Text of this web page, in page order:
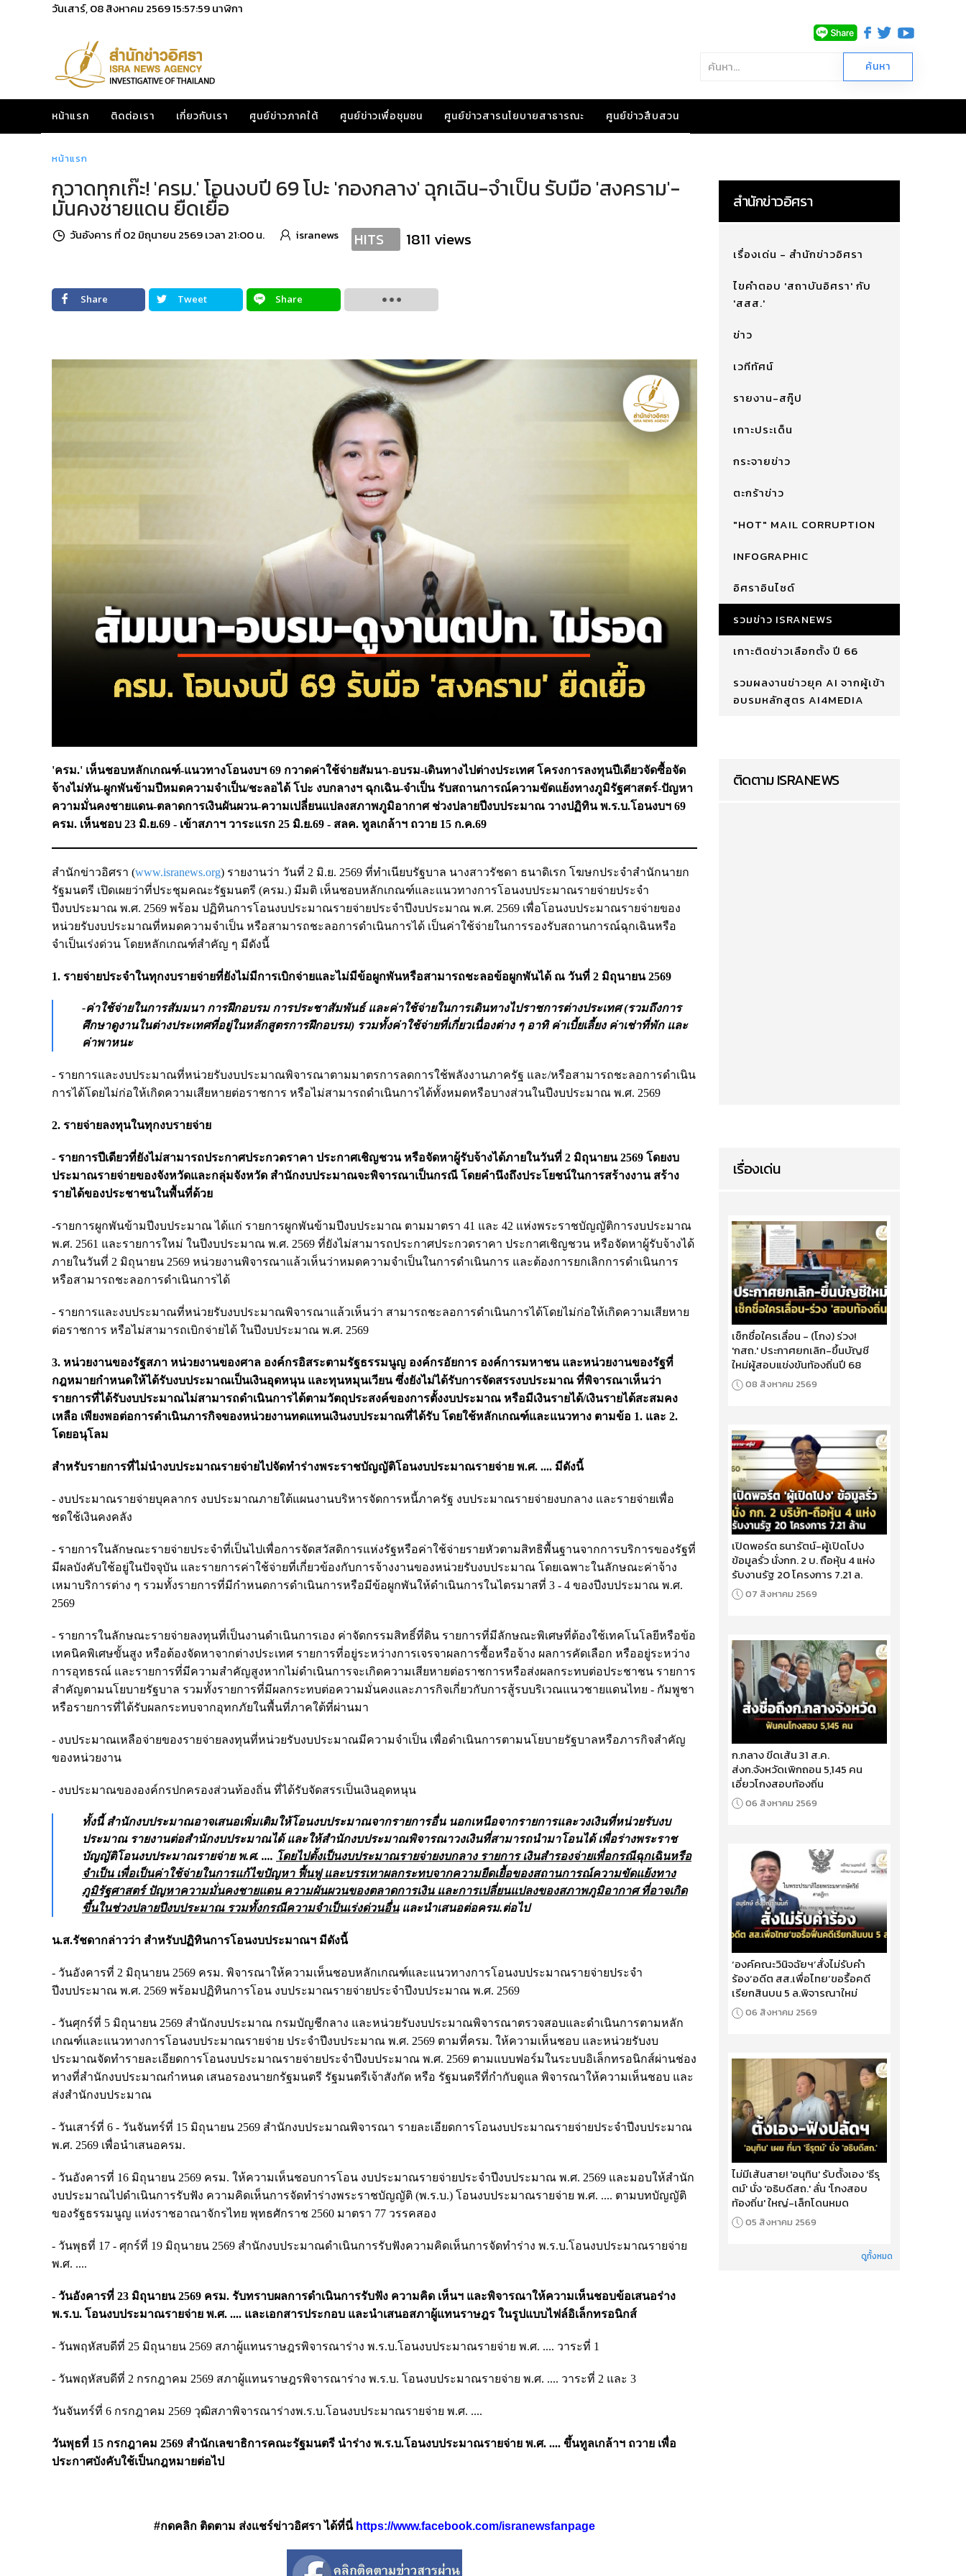
วันเสาร์, 08 สิงหาคม 256915:58:00นาฬิกา
หน้าแรก ติดต่อเรา เกี่ยวกับเรา ศูนย์ข่าวภาคใต้ ศูนย์ข่าวเพื่อชุมชน ศูนย์ข่าวสารนโยบายสาธารณะ ศูนย์ข่าวสืบสวน
หน้าแรก
กวาดทุกเก๊ะ! 'ครม.' โอนงบปี 69 โปะ 'กองกลาง' ฉุกเฉิน-จำเป็น รับมือ 'สงคราม'-
มั่นคงชายแดน ยืดเยื้อ
วันอังคาร ที่ 02 มิถุนายน 2569 เวลา 21:00 น. isranews HITS 1811 views
Share Tweet Share
'ครม.' เห็นชอบหลักเกณฑ์-แนวทางโอนงบฯ 69 กวาดค่าใช้จ่ายสัมนา-อบรม-เดินทางไปต่างประเทศ โครงการลงทุนปีเดียวจัดซื้อจัด
จ้างไม่ทัน-ผูกพันข้ามปีหมดความจำเป็น/ชะลอได้ โปะ งบกลางฯ ฉุกเฉิน-จำเป็น รับสถานการณ์ความขัดแย้งทางภูมิรัฐศาสตร์-ปัญหา
ความมั่นคงชายแดน-ตลาดการเงินผันผวน-ความเปลี่ยนแปลงสภาพภูมิอากาศ ช่วงปลายปีงบประมาณ วางปฏิทิน พ.ร.บ.โอนงบฯ 69
ครม. เห็นชอบ 23 มิ.ย.69 - เข้าสภาฯ วาระแรก 25 มิ.ย.69 - สลค. ทูลเกล้าฯ ถวาย 15 ก.ค.69
สำนักข่าวอิศรา (www.isranews.org) รายงานว่า วันที่ 2 มิ.ย. 2569 ที่ทำเนียบรัฐบาล นางสาวรัชดา ธนาดิเรก โฆษกประจำสำนักนายก
รัฐมนตรี เปิดเผยว่าที่ประชุมคณะรัฐมนตรี (ครม.) มีมติ เห็นชอบหลักเกณฑ์และแนวทางการโอนงบประมาณรายจ่ายประจำ
ปีงบประมาณ พ.ศ. 2569 พร้อม ปฏิทินการโอนงบประมาณรายจ่ายประจำปีงบประมาณ พ.ศ. 2569 เพื่อโอนงบประมาณรายจ่ายของ
หน่วยรับงบประมาณที่หมดความจำเป็น หรือสามารถชะลอการดำเนินการได้ เป็นค่าใช้จ่ายในการรองรับสถานการณ์ฉุกเฉินหรือ
จำเป็นเร่งด่วน โดยหลักเกณฑ์สำคัญ ๆ มีดังนี้
1. รายจ่ายประจำในทุกงบรายจ่ายที่ยังไม่มีการเบิกจ่ายและไม่มีข้อผูกพันหรือสามารถชะลอข้อผูกพันได้ ณ วันที่ 2 มิถุนายน 2569
-ค่าใช้จ่ายในการสัมมนา การฝึกอบรม การประชาสัมพันธ์ และค่าใช้จ่ายในการเดินทางไปราชการต่างประเทศ (รวมถึงการ
ศึกษาดูงานในต่างประเทศที่อยู่ในหลักสูตรการฝึกอบรม) รวมทั้งค่าใช้จ่ายที่เกี่ยวเนื่องต่าง ๆ อาทิ ค่าเบี้ยเลี้ยง ค่าเช่าที่พัก และ
ค่าพาหนะ
- รายการและงบประมาณที่หน่วยรับงบประมาณพิจารณาตามมาตรการลดการใช้พลังงานภาครัฐ และ/หรือสามารถชะลอการดำเนิน
การได้โดยไม่ก่อให้เกิดความเสียหายต่อราชการ หรือไม่สามารถดำเนินการได้ทั้งหมดหรือบางส่วนในปีงบประมาณ พ.ศ. 2569
2. รายจ่ายลงทุนในทุกงบรายจ่าย
- รายการปีเดียวที่ยังไม่สามารถประกาศประกวดราคา ประกาศเชิญชวน หรือจัดหาผู้รับจ้างได้ภายในวันที่ 2 มิถุนายน 2569 โดยงบ
ประมาณรายจ่ายของจังหวัดและกลุ่มจังหวัด สำนักงบประมาณจะพิจารณาเป็นกรณี โดยคำนึงถึงประโยชน์ในการสร้างงาน สร้าง
รายได้ของประชาชนในพื้นที่ด้วย
-รายการผูกพันข้ามปีงบประมาณ ได้แก่ รายการผูกพันข้ามปีงบประมาณ ตามมาตรา 41 และ 42 แห่งพระราชบัญญัติการงบประมาณ
พ.ศ. 2561 และรายการใหม่ ในปีงบประมาณ พ.ศ. 2569 ที่ยังไม่สามารถประกาศประกวดราคา ประกาศเชิญชวน หรือจัดหาผู้รับจ้างได้
ภายในวันที่ 2 มิถุนายน 2569 หน่วยงานพิจารณาแล้วเห็นว่าหมดความจำเป็นในการดำเนินการ และต้องการยกเลิกการดำเนินการ
หรือสามารถชะลอการดำเนินการได้
- รายการและงบประมาณที่หน่วยรับงบประมาณพิจารณาแล้วเห็นว่า สามารถชะลอการดำเนินการได้โดยไม่ก่อให้เกิดความเสียหาย
ต่อราชการ หรือไม่สามารถเบิกจ่ายได้ ในปีงบประมาณ พ.ศ. 2569
3. หน่วยงานของรัฐสภา หน่วยงานของศาล องค์กรอิสระตามรัฐธรรมนูญ องค์กรอัยการ องค์การมหาชน และหน่วยงานของรัฐที่
กฎหมายกำหนดให้ได้รับงบประมาณเป็นเงินอุดหนุน และทุนหมุนเวียน ซึ่งยังไม่ได้รับการจัดสรรงบประมาณ ที่พิจารณาเห็นว่า
รายการที่ได้รับงบประมาณไม่สามารถดำเนินการได้ตามวัตถุประสงค์ของการตั้งงบประมาณ หรือมีเงินรายได้/เงินรายได้สะสมคง
เหลือ เพียงพอต่อการดำเนินภารกิจของหน่วยงานทดแทนเงินงบประมาณที่ได้รับ โดยใช้หลักเกณฑ์และแนวทาง ตามข้อ 1. และ 2.
โดยอนุโลม
สำหรับรายการที่ไม่นำงบประมาณรายจ่ายไปจัดทำร่างพระราชบัญญัติโอนงบประมาณรายจ่าย พ.ศ. .... มีดังนี้
- งบประมาณรายจ่ายบุคลากร งบประมาณภายใต้แผนงานบริหารจัดการหนี้ภาครัฐ งบประมาณรายจ่ายงบกลาง และรายจ่ายเพื่อ
ชดใช้เงินคงคลัง
- รายการในลักษณะรายจ่ายประจำที่เป็นไปเพื่อการจัดสวัสดิการแห่งรัฐหรือค่าใช้จ่ายรายหัวตามสิทธิพื้นฐานจากการบริการของรัฐที่
มีผลบังคับใช้อยู่ในปัจจุบัน และรายการค่าใช้จ่ายที่เกี่ยวข้องกับการจ้างงานของหน่วยรับงบประมาณ โดยเฉพาะในลักษณะค่าจ้าง
เหมาบริการต่าง ๆ รวมทั้งรายการที่มีกำหนดการดำเนินการหรือมีข้อผูกพันให้ดำเนินการในไตรมาสที่ 3 - 4 ของปีงบประมาณ พ.ศ.
2569
- รายการในลักษณะรายจ่ายลงทุนที่เป็นงานดำเนินการเอง ค่าจัดกรรมสิทธิ์ที่ดิน รายการที่มีลักษณะพิเศษที่ต้องใช้เทคโนโลยีหรือข้อ
เทคนิคพิเศษขั้นสูง หรือต้องจัดหาจากต่างประเทศ รายการที่อยู่ระหว่างการเจรจาผลการซื้อหรือจ้าง ผลการคัดเลือก หรืออยู่ระหว่าง
การอุทธรณ์ และรายการที่มีความสำคัญสูงหากไม่ดำเนินการจะเกิดความเสียหายต่อราชการหรือส่งผลกระทบต่อประชาชน รายการ
สำคัญตามนโยบายรัฐบาล รวมทั้งรายการที่มีผลกระทบต่อความมั่นคงและภารกิจเกี่ยวกับการสู้รบบริเวณแนวชายแดนไทย - กัมพูชา
หรือรายการที่ได้รับผลกระทบจากอุทกภัยในพื้นที่ภาคใต้ที่ผ่านมา
- งบประมาณเหลือจ่ายของรายจ่ายลงทุนที่หน่วยรับงบประมาณมีความจำเป็น เพื่อดำเนินการตามนโยบายรัฐบาลหรือภารกิจสำคัญ
ของหน่วยงาน
- งบประมาณขององค์กรปกครองส่วนท้องถิ่น ที่ได้รับจัดสรรเป็นเงินอุดหนุน
ทั้งนี้ สำนักงบประมาณอาจเสนอเพิ่มเติมให้โอนงบประมาณจากรายการอื่น นอกเหนือจากรายการและวงเงินที่หน่วยรับงบ
ประมาณ รายงานต่อสำนักงบประมาณได้ และให้สำนักงบประมาณพิจารณาวงเงินที่สามารถนำมาโอนได้ เพื่อร่างพระราช
บัญญัติโอนงบประมาณรายจ่าย พ.ศ. .... โดยไปตั้งเป็นงบประมาณรายจ่ายงบกลาง รายการ เงินสำรองจ่ายเพื่อกรณีฉุกเฉินหรือ
จำเป็น เพื่อเป็นค่าใช้จ่ายในการแก้ไขปัญหา ฟื้นฟู และบรรเทาผลกระทบจากความยืดเยื้อของสถานการณ์ความขัดแย้งทาง
ภูมิรัฐศาสตร์ ปัญหาความมั่นคงชายแดน ความผันผวนของตลาดการเงิน และการเปลี่ยนแปลงของสภาพภูมิอากาศ ที่อาจเกิด
ขึ้นในช่วงปลายปีงบประมาณ รวมทั้งกรณีความจำเป็นเร่งด่วนอื่นและนำเสนอต่อครม.ต่อไป
น.ส.รัชดากล่าวว่า สำหรับปฏิทินการโอนงบประมาณฯ มีดังนี้
- วันอังคารที่ 2 มิถุนายน 2569 ครม. พิจารณาให้ความเห็นชอบหลักเกณฑ์และแนวทางการโอนงบประมาณรายจ่ายประจำ
ปีงบประมาณ พ.ศ. 2569 พร้อมปฏิทินการโอน งบประมาณรายจ่ายประจำปีงบประมาณ พ.ศ. 2569
- วันศุกร์ที่ 5 มิถุนายน 2569 สำนักงบประมาณ กรมบัญชีกลาง และหน่วยรับงบประมาณพิจารณาตรวจสอบและดำเนินการตามหลัก
เกณฑ์และแนวทางการโอนงบประมาณรายจ่าย ประจำปีงบประมาณ พ.ศ. 2569 ตามที่ครม. ให้ความเห็นชอบ และหน่วยรับงบ
ประมาณจัดทำรายละเอียดการโอนงบประมาณรายจ่ายประจำปีงบประมาณ พ.ศ. 2569 ตามแบบฟอร์มในระบบอิเล็กทรอนิกส์ผ่านช่อง
ทางที่สำนักงบประมาณกำหนด เสนอรองนายกรัฐมนตรี รัฐมนตรีเจ้าสังกัด หรือ รัฐมนตรีที่กำกับดูแล พิจารณาให้ความเห็นชอบ และ
ส่งสำนักงบประมาณ
- วันเสาร์ที่ 6 - วันจันทร์ที่ 15 มิถุนายน 2569 สำนักงบประมาณพิจารณา รายละเอียดการโอนงบประมาณรายจ่ายประจำปีงบประมาณ
พ.ศ. 2569 เพื่อนำเสนอครม.
- วันอังคารที่ 16 มิถุนายน 2569 ครม. ให้ความเห็นชอบการโอน งบประมาณรายจ่ายประจำปีงบประมาณ พ.ศ. 2569 และมอบให้สำนัก
งบประมาณไปดำเนินการรับฟัง ความคิดเห็นการจัดทำร่างพระราชบัญญัติ (พ.ร.บ.) โอนงบประมาณรายจ่าย พ.ศ. .... ตามบทบัญญัติ
ของรัฐธรรมนูญ แห่งราชอาณาจักรไทย พุทธศักราช 2560 มาตรา 77 วรรคสอง
- วันพุธที่ 17 - ศุกร์ที่ 19 มิถุนายน 2569 สำนักงบประมาณดำเนินการรับฟังความคิดเห็นการจัดทำร่าง พ.ร.บ.โอนงบประมาณรายจ่าย
พ.ศ. ....
- วันอังคารที่ 23 มิถุนายน 2569 ครม. รับทราบผลการดำเนินการรับฟัง ความคิด เห็นฯ และพิจารณาให้ความเห็นชอบข้อเสนอร่าง
พ.ร.บ. โอนงบประมาณรายจ่าย พ.ศ. .... และเอกสารประกอบ และนำเสนอสภาผู้แทนราษฎร ในรูปแบบไฟล์อิเล็กทรอนิกส์
- วันพฤหัสบดีที่ 25 มิถุนายน 2569 สภาผู้แทนราษฎรพิจารณาร่าง พ.ร.บ.โอนงบประมาณรายจ่าย พ.ศ. .... วาระที่ 1
- วันพฤหัสบดีที่ 2 กรกฎาคม 2569 สภาผู้แทนราษฎรพิจารณาร่าง พ.ร.บ. โอนงบประมาณรายจ่าย พ.ศ. .... วาระที่ 2 และ 3
วันจันทร์ที่ 6 กรกฎาคม 2569 วุฒิสภาพิจารณาร่างพ.ร.บ.โอนงบประมาณรายจ่าย พ.ศ. ....
วันพุธที่ 15 กรกฎาคม 2569 สำนักเลขาธิการคณะรัฐมนตรี นำร่าง พ.ร.บ.โอนงบประมาณรายจ่าย พ.ศ. .... ขึ้นทูลเกล้าฯ ถวาย เพื่อ
ประกาศบังคับใช้เป็นกฎหมายต่อไป
#กดคลิก ติดตาม ส่งแชร์ข่าวอิศรา ได้ที่นี่ https://www.facebook.com/isranewsfanpage
สำนักข่าวอิศรา
เรื่องเด่น - สำนักข่าวอิศรา
ไขคำตอบ 'สถาบันอิศรา' กับ
'สสส.'
ข่าว
เวทีทัศน์
รายงาน-สกู๊ป
เกาะประเด็น
กระจายข่าว
ตะกร้าข่าว
"HOT" MAIL CORRUPTION
INFOGRAPHIC
อิศราอินไซด์
รวมข่าว ISRANEWS
เกาะติดข่าวเลือกตั้ง ปี 66
รวมผลงานข่าวยุค AI จากผู้เข้า
อบรมหลักสูตร AI4MEDIA
ติดตาม ISRANEWS
เรื่องเด่น
เช็กชื่อใครเลื่อน - (โกง) ร่วง!
'กสถ.' ประกาศยกเลิก-ขึ้นบัญชี
ใหม่ผู้สอบแข่งขันท้องถิ่นปี 68
08 สิงหาคม 2569
เปิดพอร์ต ธนารัตน์-ผู้เปิดโปง
ข้อมูลรั่ว นั่งกก. 2 บ. ถือหุ้น 4 แห่ง
รับงานรัฐ 20 โครงการ 7.21 ล.
07 สิงหาคม 2569
ก.กลาง ขีดเส้น 31 ส.ค.
ส่งก.จังหวัดเพิกถอน 5,145 คน
เอี่ยวโกงสอบท้องถิ่น
06 สิงหาคม 2569
‘องค์คณะวินิจฉัยฯ’สั่งไม่รับคำ
ร้อง‘อดีต สส.เพื่อไทย’ขอรื้อคดี
เรียกสินบน 5 ล.พิจารณาใหม่
06 สิงหาคม 2569
ไม่มีเส้นสาย! 'อนุทิน' รับตั้งเอง 'ธีรุ
ตม์' นั่ง 'อธิบดีสถ.' ลั่น 'โกงสอบ
ท้องถิ่น' ใหญ่-เล็กโดนหมด
05 สิงหาคม 2569
ดูทั้งหมด